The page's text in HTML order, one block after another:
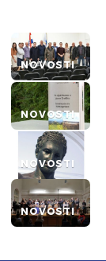
NOVOSTI
NOVOSTI
NOVOSTI
NOVOSTI